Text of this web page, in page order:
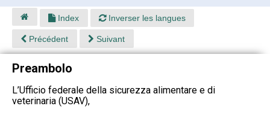
Index Inverser les langues
Précédent Suivant
Preambolo
L’Ufficio federale della sicurezza alimentare e di
veterinaria (USAV),